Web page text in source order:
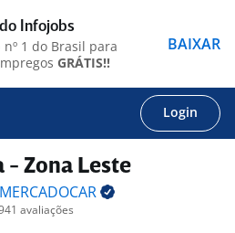
Login
- Zona Leste
MERCADOCAR
avaliações
Infojobs
nº 1 do Brasil para
GRÁTIS!!
BAIXAR